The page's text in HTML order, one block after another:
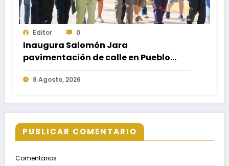
Editor 0
Inaugura Salomón Jara
pavimentación de calle en Pueblo
Nuevo; fortalece movilidad y
conectividad
8 Agosto, 2026
PUBLICAR COMENTARIO
Comentarios